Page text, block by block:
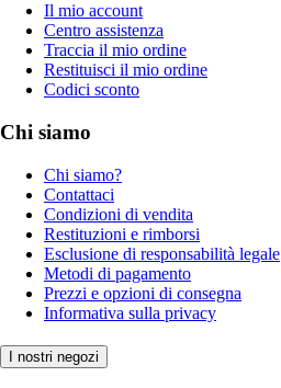
Il mio account
Centro assistenza
Traccia il mio ordine
Restituisci il mio ordine
Codici sconto
Chi siamo
Chi siamo?
Contattaci
Condizioni di vendita
Restituzioni e rimborsi
Esclusione di responsabilità legale
Metodi di pagamento
Prezzi e opzioni di consegna
Informativa sulla privacy
I nostri negozi